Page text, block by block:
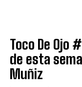
Toco De Ojo
de esta
Muñiz